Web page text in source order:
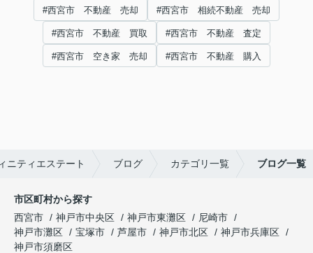
#西宮市 不動産 売却 #西宮市 相続不動産 売却
#西宮市 不動産 買取 #西宮市 不動産 査定
#西宮市 空き家 売却 #西宮市 不動産 購入
ニティエステート ブログ カテゴリ一覧 ブログ一覧
市区町村から探す
西宮市
神戸市中央区 神戸市東灘区
尼崎市
神戸市灘区
宝塚市 芦屋市 神戸市北区
神戸市兵庫区
神戸市須磨区